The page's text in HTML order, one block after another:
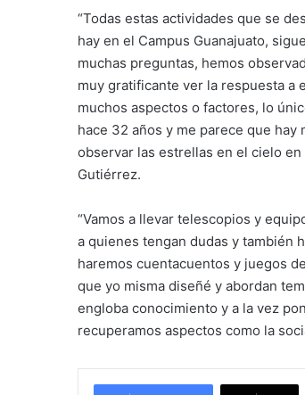
“Todas estas actividades que se
hay en el Campus Guanajuato,
muchas preguntas, hemos
muy gratificante ver la respuesta a
muchos aspectos o factores, lo
hace 32 años y me parece que
observar las estrellas en el cielo
Gutiérrez.
“Vamos a llevar telescopios y
a quienes tengan dudas y también
haremos cuentacuentos y juegos
que yo misma diseñé y abordan
engloba conocimiento y a la vez
recuperamos aspectos como la